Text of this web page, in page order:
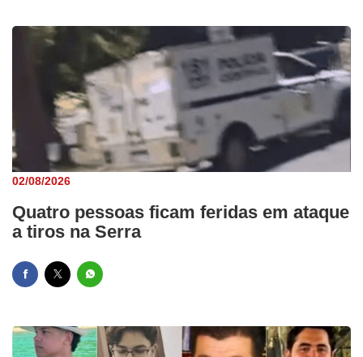
02/08/2026
Quatro pessoas ficam feridas em ataque
a tiros na Serra